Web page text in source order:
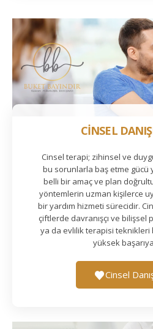
CİNSEL
Cinsel terapi; zihinsel ve
bu sorunlarla baş etme gücü
belli bir amaç ve plan
yöntemlerin uzman kişilerce
bir yardım hizmeti sürecidir.
çiftlerde davranışçı ve
ya da evlilik terapisi teknikleri
yüksek başarıya
Cinsel